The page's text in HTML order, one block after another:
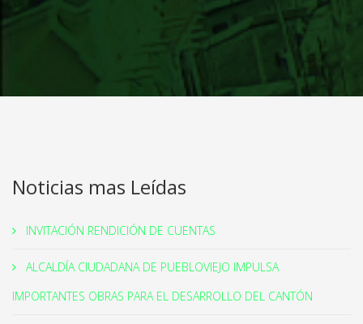
Noticias mas Leídas
INVITACIÓN RENDICIÓN DE CUENTAS
ALCALDÍA CIUDADANA DE PUEBLOVIEJO IMPULSA
IMPORTANTES OBRAS PARA EL DESARROLLO DEL CANTÓN